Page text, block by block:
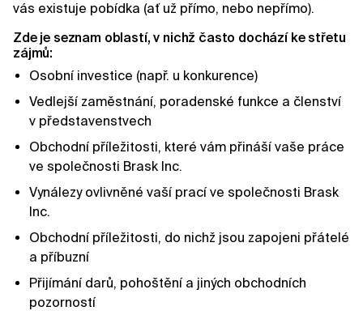
vás existuje pobídka (ať už přímo, nebo nepřímo).
Zde je seznam oblastí, v nichž často dochází ke střetu
zájmů:
Osobní investice (např. u konkurence)
Vedlejší zaměstnání, poradenské funkce a členství
v představenstvech
Obchodní příležitosti, které vám přináší vaše práce
ve společnosti Brask Inc.
Vynálezy ovlivněné vaší prací ve společnosti Brask
Inc.
Obchodní příležitosti, do nichž jsou zapojeni přátelé
a příbuzní
Přijímání darů, pohoštění a jiných obchodních
pozorností